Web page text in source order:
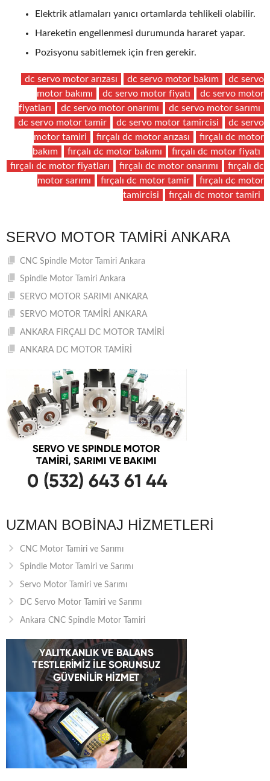
Elektrik atlamaları yanıcı ortamlarda tehlikeli olabilir.
Hareketin engellenmesi durumunda hararet yapar.
Pozisyonu sabitlemek için fren gerekir.
dc servo motor arızası dc servo motor bakım
dc servo
motor bakımı
dc servo motor fiyatı
dc servo motor
fiyatları
dc servo motor onarımı
dc servo motor sarımı
dc servo motor tamir
dc servo motor tamircisi
dc servo
motor tamiri
fırçalı dc motor arızası
fırçalı dc motor
bakım
fırçalı dc motor bakımı
fırçalı dc motor fiyatı
fırçalı dc motor fiyatları
fırçalı dc motor onarımı
fırçalı dc
motor sarımı
fırçalı dc motor tamir
fırçalı dc motor
tamircisi
fırçalı dc motor tamiri
SERVO MOTOR TAMIRI ANKARA
CNC Spindle Motor Tamiri Ankara
Spindle Motor Tamiri Ankara
SERVO MOTOR SARIMI ANKARA
SERVO MOTOR TAMİRİ ANKARA
ANKARA FIRÇALI DC MOTOR TAMİRİ
ANKARA DC MOTOR TAMİRİ
UZMAN BOBINAJ HIZMETLERI
CNC Motor Tamiri ve Sarımı
Spindle Motor Tamiri ve Sarımı
Servo Motor Tamiri ve Sarımı
DC Servo Motor Tamiri ve Sarımı
Ankara CNC Spindle Motor Tamiri